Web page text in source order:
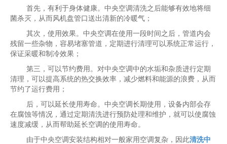
首先，有利于身体健康。中央空调清洗之后能够有效地将细
菌杀灭，从而风机盘管口送出清新的冷暖气；
其次，使用效果。中央空调在使用一段时间之后，管道内会
残留一些杂物，容易堵塞管道，定期进行清理可以系统正常运行，
保证采暖和制冷效果；
第三，可以节约费用。对中央空调中的水垢和杂质进行定期
清理，可以提高系统的热交换效率，减少燃料和能源的浪费，从而
节约了运行费用；
后，可以延长使用寿命。中央空调长期使用，设备内部会存
在腐蚀等情况，通过定期清洗进行预防处理和维护，就可以使腐蚀
速度减缓，从而帮助延长空调的使用寿命。
由于中央空调安装结构相对一般家用空调复杂，因此清洗中